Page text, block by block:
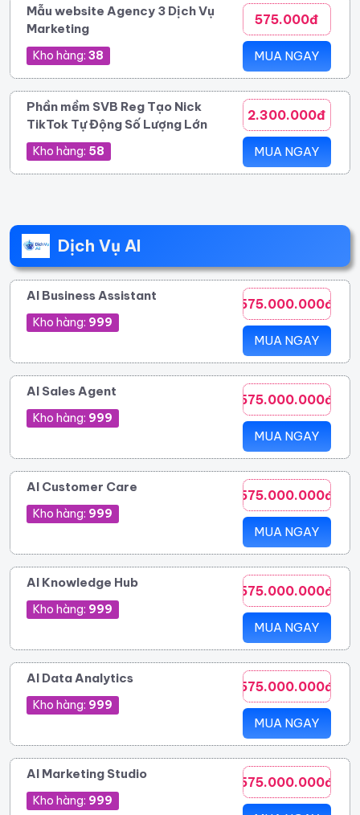
Mẫu website Agency 3 Dịch Vụ
Marketing
Kho hàng: 38
575.000đ
MUA NGAY
Phần mềm SVB Reg Tạo Nick
TikTok Tự Động Số Lượng Lớn
Kho hàng: 58
2.300.000đ
MUA NGAY
Dịch Vụ AI
AI Business Assistant
Kho hàng: 999
575.000.000đ
MUA NGAY
AI Sales Agent
Kho hàng: 999
575.000.000đ
MUA NGAY
AI Customer Care
Kho hàng: 999
575.000.000đ
MUA NGAY
AI Knowledge Hub
Kho hàng: 999
575.000.000đ
MUA NGAY
AI Data Analytics
Kho hàng: 999
575.000.000đ
MUA NGAY
AI Marketing Studio
Kho hàng: 999
575.000.000đ